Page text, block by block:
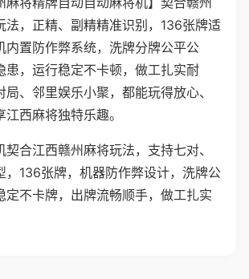
法，正精、副精精准识别，136张牌适
内置防作弊系统，洗牌分牌公平公
患，运行稳定不卡顿，做工扎实耐
、邻里娱乐小聚，都能玩得放心、
西麻将独特乐趣。
契合江西赣州麻将玩法，支持七对、
，136张牌，机器防作弊设计，洗牌公
定不卡牌，出牌流畅顺手，做工扎实